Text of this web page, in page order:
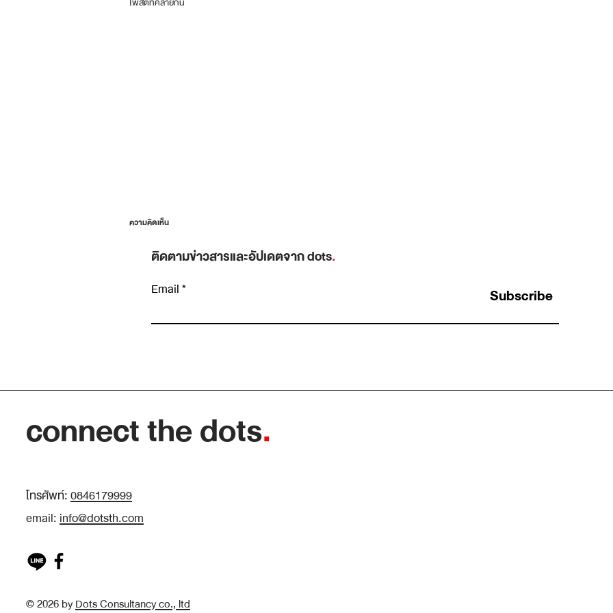
Insight หายาก เพราะเราหยุดมองเร็วเกินไป
ความคิดเห็น
เขียนความคิดเห็น…
ติดตามข่าวสารและอัปเดตจาก dots.
Email Subscribe
connect the dots.
โทรศัพท์:0846179999
email:info@dotsth.com
© 2026 byDots Consultancy co., ltd